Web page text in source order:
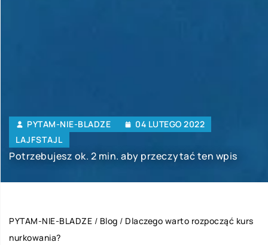
PYTAM-NIE-BLADZE
04 LUTEGO 2022
LAJFSTAJL
Potrzebujesz ok. 2 min. aby przeczytać ten wpis
PYTAM-NIE-BLADZE / Blog / Dlaczego warto rozpocząć kurs
nurkowania?